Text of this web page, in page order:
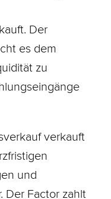
Der
es dem
zu
verkauft
und
Der Factor zahlt